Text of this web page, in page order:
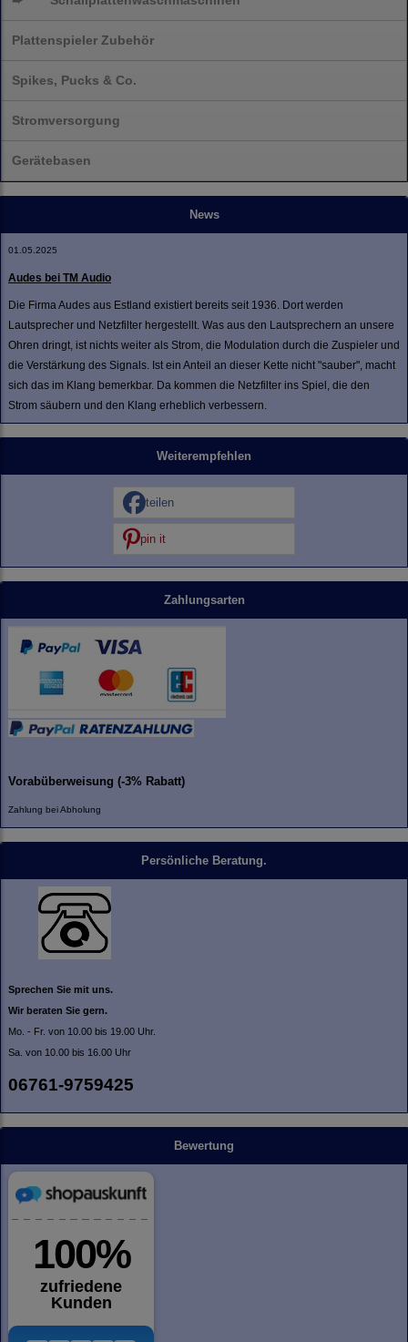
Plattenspieler Zubehör
Spikes, Pucks & Co.
Stromversorgung
Gerätebasen
News
01.05.2025
Audes bei TM Audio
Die Firma Audes aus Estland existiert bereits seit 1936. Dort werden
Lautsprecher und Netzfilter hergestellt. Was aus den Lautsprechern an unsere
Ohren dringt, ist nichts weiter als Strom, die Modulation durch die Zuspieler und
die Verstärkung des Signals. Ist ein Anteil an dieser Kette nicht "sauber", macht
sich das im Klang bemerkbar. Da kommen die Netzfilter ins Spiel, die den
Strom säubern und den Klang erheblich verbessern.
Weiterempfehlen
teilen
pin it
Zahlungsarten
Vorabüberweisung (-3% Rabatt)
Zahlung bei Abholung
Persönliche Beratung.
Sprechen Sie mit uns.
Wir beraten Sie gern.
Mo. - Fr. von 10.00 bis 19.00 Uhr.
Sa. von 10.00 bis 16.00 Uhr
06761-9759425
Bewertung